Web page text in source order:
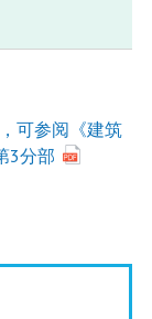
可参阅《建筑
3分部